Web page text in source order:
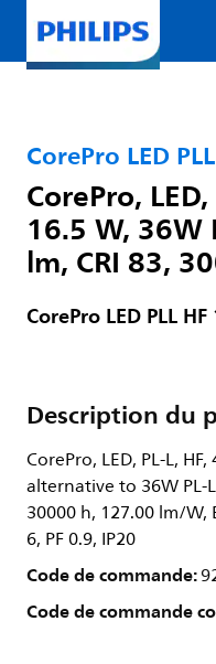
CorePro LED PLL
CorePro,
16.5 W, 36W
lm, CRI 83,
CorePro LED PLL
Description du
CorePro, LED, PL-L,
alternative to 36W PL-
30000 h, 127.00 lm/W,
6, PF 0.9, IP20
Code de commande:
Code de commande